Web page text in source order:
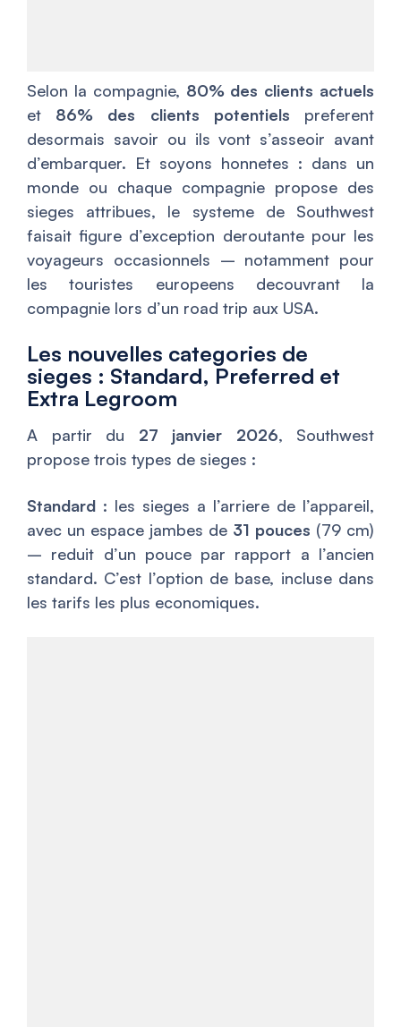
Selon la compagnie, 80% des clients actuels
et 86% des clients potentiels preferent
desormais savoir ou ils vont s’asseoir avant
d’embarquer. Et soyons honnetes : dans un
monde ou chaque compagnie propose des
sieges attribues, le systeme de Southwest
faisait figure d’exception deroutante pour les
voyageurs occasionnels – notamment pour
les touristes europeens decouvrant la
compagnie lors d’un road trip aux USA.
Les nouvelles categories de
sieges : Standard, Preferred et
Extra Legroom
A partir du 27 janvier 2026, Southwest
propose trois types de sieges :
Standard : les sieges a l’arriere de l’appareil,
avec un espace jambes de 31 pouces (79 cm)
– reduit d’un pouce par rapport a l’ancien
standard. C’est l’option de base, incluse dans
les tarifs les plus economiques.